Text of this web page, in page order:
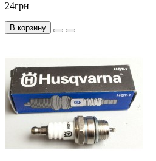
24грн
В корзину